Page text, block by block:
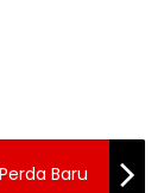
Baru